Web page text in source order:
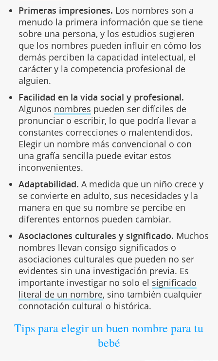
Primeras impresiones. Los nombres son a
menudo la primera información que se tiene
sobre una persona, y los estudios sugieren
que los nombres pueden influir en cómo los
demás perciben la capacidad intelectual, el
carácter y la competencia profesional de
alguien.
Facilidad en la vida social y profesional.
Algunos nombres pueden ser difíciles de
pronunciar o escribir, lo que podría llevar a
constantes correcciones o malentendidos.
Elegir un nombre más convencional o con
una grafía sencilla puede evitar estos
inconvenientes.
Adaptabilidad. A medida que un niño crece y
se convierte en adulto, sus necesidades y la
manera en que su nombre se percibe en
diferentes entornos pueden cambiar.
Asociaciones culturales y significado. Muchos
nombres llevan consigo significados o
asociaciones culturales que pueden no ser
evidentes sin una investigación previa. Es
importante investigar no solo el significado
literal de un nombre, sino también cualquier
connotación cultural o histórica.
Tips para elegir un buen nombre para tu
bebé